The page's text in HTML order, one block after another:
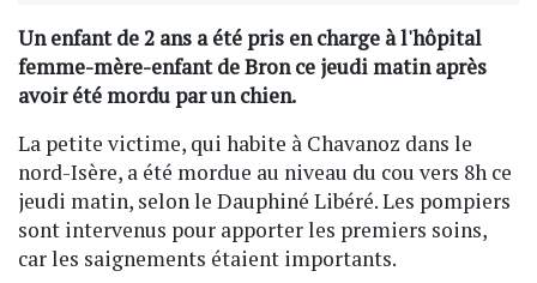
Un enfant de 2 ans a été pris en charge à l'hôpital
femme-mère-enfant de Bron ce jeudi matin après
avoir été mordu par un chien.
La petite victime, qui habite à Chavanoz dans le
nord-Isère, a été mordue au niveau du cou vers 8h ce
jeudi matin, selon le Dauphiné Libéré. Les pompiers
sont intervenus pour apporter les premiers soins,
car les saignements étaient importants.